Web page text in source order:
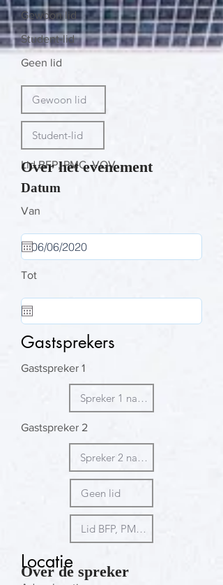
Gewoon lid
Student-lid
Geen lid
Lid BFP, PMC, VOV
Datum
Van
Tot
Gastsprekers
Gastspreker 1
Gastspreker 2
Locatie
Over het evenement
Over de spreker